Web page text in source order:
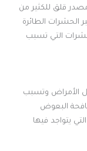
قلق للكثير من
الحشرات الطائرة
التي تسبب
الأمراض وتسبب
البعوض
يتواجد فيها